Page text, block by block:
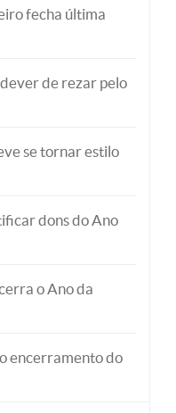
fecha última
de rezar pelo
se tornar estilo
dons do Ano
o Ano da
encerramento do